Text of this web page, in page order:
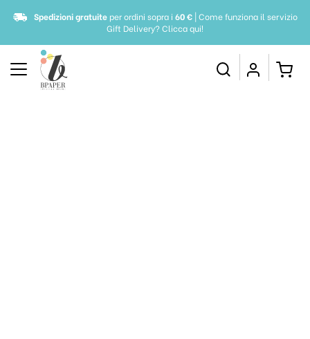
Spedizioni gratuiteper ordini sopra i 60 €| Come funziona il servizio
Gift Delivery?Clicca qui!